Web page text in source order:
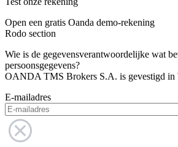
Open een gratis Oanda demo-rekening
Rodo section
Wie is de gegevensverantwoordelijke wat
persoonsgegevens?
OANDA TMS Brokers S.A. is gevestigd in
E-mailadres